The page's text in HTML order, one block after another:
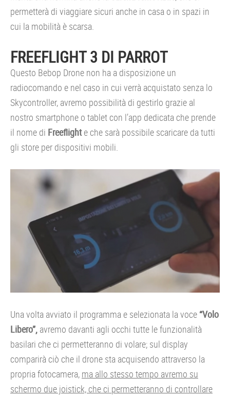
permetterà di viaggiare sicuri anche in casa o in spazi in
cui la mobilità è scarsa.
FREEFLIGHT 3 DI PARROT
Questo Bebop Drone non ha a disposizione un
radiocomando e nel caso in cui verrà acquistato senza lo
Skycontroller, avremo possibilità di gestirlo grazie al
nostro smartphone o tablet con l’app dedicata che prende
il nome di Freeflighte che sarà possibile scaricare da tutti
gli store per dispositivi mobili.
Una volta avviato il programma e selezionata la voce “Volo
Libero”, avremo davanti agli occhi tutte le funzionalità
basilari che ci permetteranno di volare; sul display
comparirà ciò che il drone sta acquisendo attraverso la
propria fotocamera, ma allo stesso tempo avremo su
schermo due joistick, che ci permetteranno di controllare